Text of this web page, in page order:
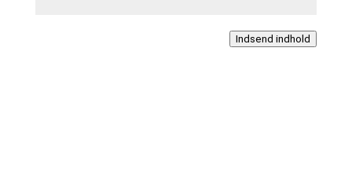
Indsend indhold